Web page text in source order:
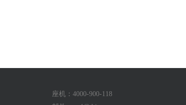
座机：4000-900-118